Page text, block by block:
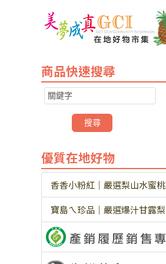
商品快速搜尋
優質在地好物
香香小粉紅｜嚴選梨山水蜜桃
寶島ㄟ珍品｜嚴選爆汁甘露梨